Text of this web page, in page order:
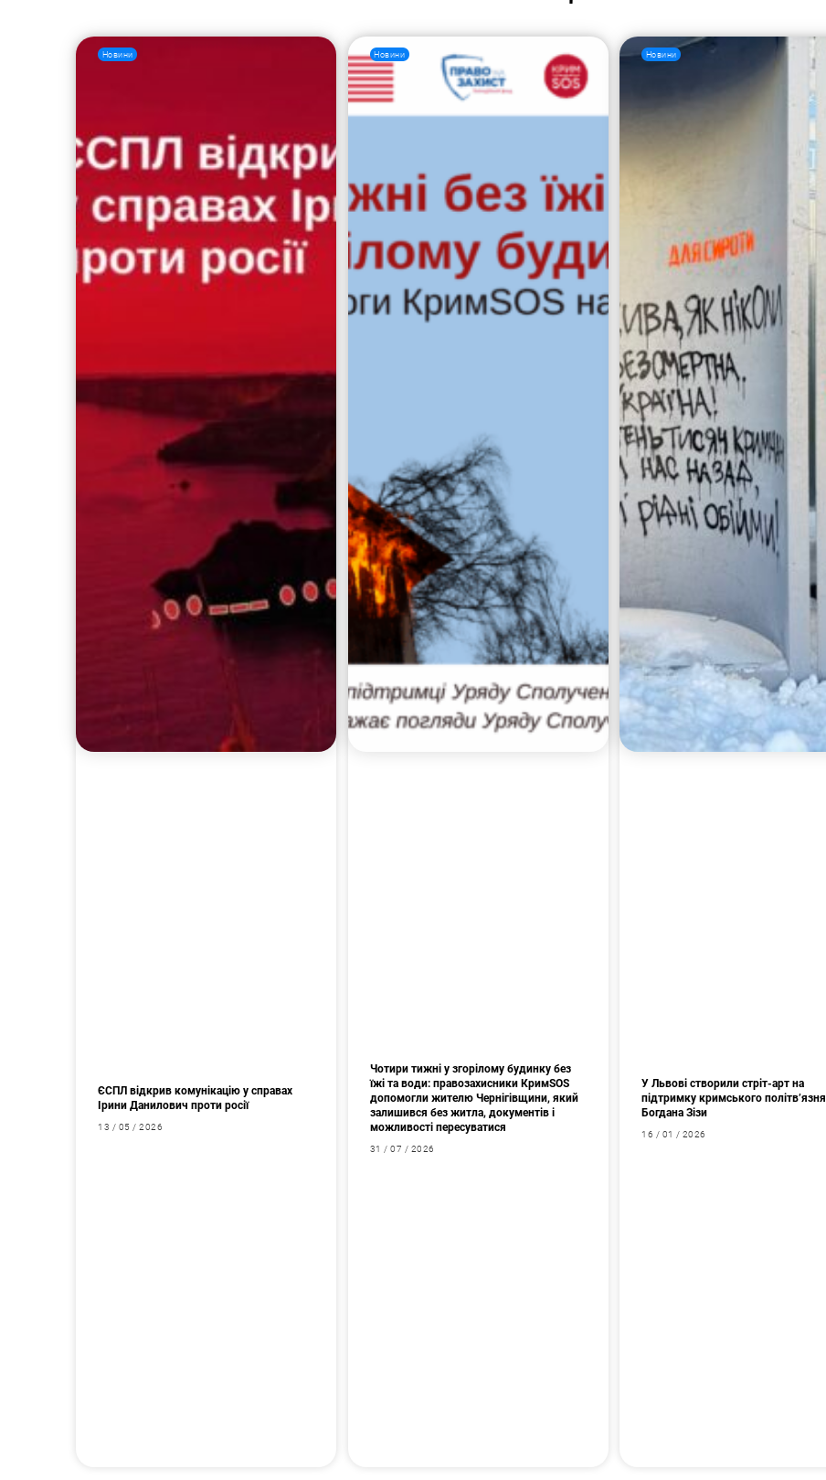
Новини
ЄСПЛ відкрив комунікацію у справах
Ірини Данилович проти росії
13 / 05 / 2026
Новини
Чотири тижні у згорілому будинку без
їжі та води: правозахисники КримSOS
допомогли жителю Чернігівщини, який
залишився без житла, документів і
можливості пересуватися
31 / 07 / 2026
Новини
У Львові створили стріт-арт на
підтримку кримського політв’язня
Богдана Зізи
16 / 01 / 2026